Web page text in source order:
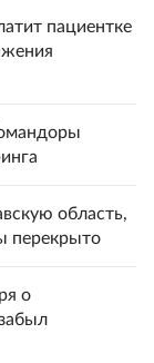
пациентке
область,
перекрыто
о